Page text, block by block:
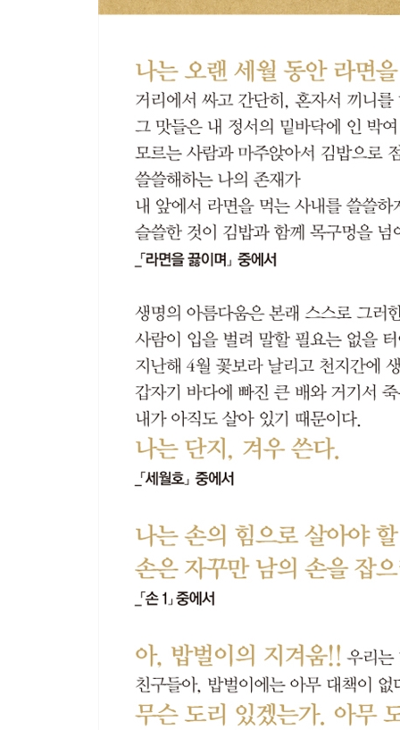
길 _299
고향 1 _307
고향 2 _317
고향 3 _327
쇠 _332
가마 _343
셋 _349
까치 _353
꽃 _357
수박 _365
바람 _374
칠장사_ 임꺽정 379
연어_ 고형렬 391
1975년 2월 15일의 박경리 397
작가의 말 410